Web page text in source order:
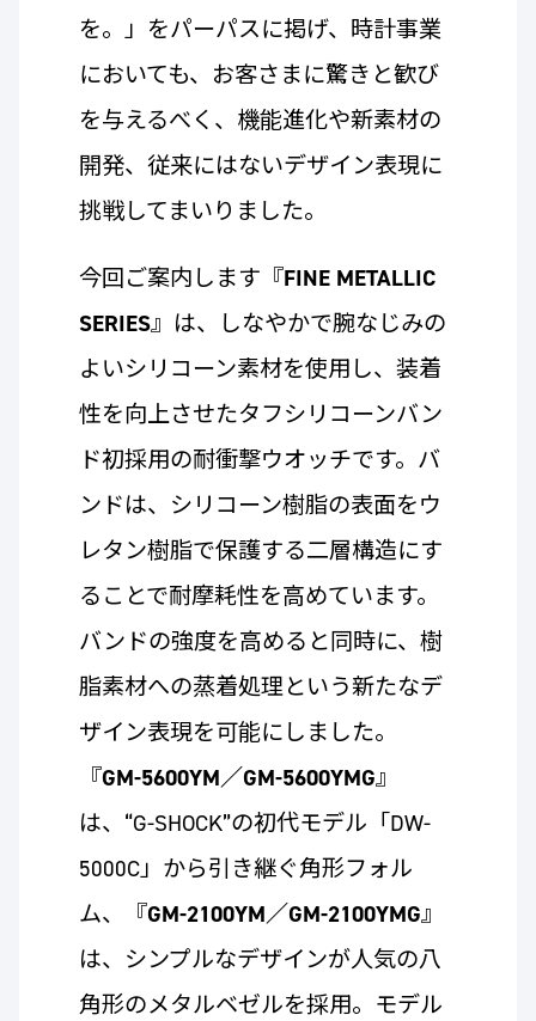
を。」をパーパスに掲げ、時計事業
においても、お客さまに驚きと歓び
を与えるべく、機能進化や新素材の
開発、従来にはないデザイン表現に
挑戦してまいりました。
今回ご案内します『FINE METALLIC
SERIES』は、しなやかで腕なじみの
よいシリコーン素材を使用し、装着
性を向上させたタフシリコーンバン
ド初採用の耐衝撃ウオッチです。バ
ンドは、シリコーン樹脂の表面をウ
レタン樹脂で保護する二層構造にす
ることで耐摩耗性を高めています。
バンドの強度を高めると同時に、樹
脂素材への蒸着処理という新たなデ
ザイン表現を可能にしました。
『GM-5600YM／GM-5600YMG』
は、“G-SHOCK”の初代モデル「DW-
5000C」から引き継ぐ角形フォル
ム、『GM-2100YM／GM-2100YMG』
は、シンプルなデザインが人気の八
角形のメタルベゼルを採用。モデル